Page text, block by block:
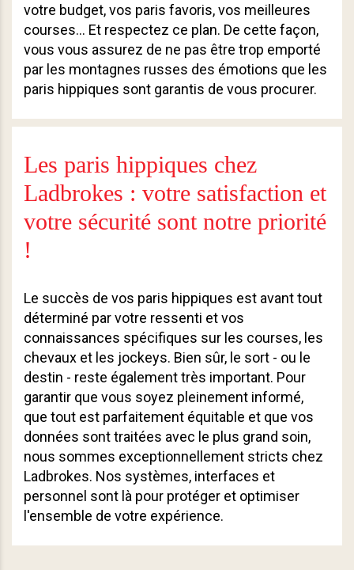
votre budget, vos paris favoris, vos meilleures
courses… Et respectez ce plan. De cette façon,
vous vous assurez de ne pas être trop emporté
par les montagnes russes des émotions que les
paris hippiques sont garantis de vous procurer.
Les paris hippiques chez
Ladbrokes : votre satisfaction et
votre sécurité sont notre priorité
!
Le succès de vos paris hippiques est avant tout
déterminé par votre ressenti et vos
connaissances spécifiques sur les courses, les
chevaux et les jockeys. Bien sûr, le sort - ou le
destin - reste également très important. Pour
garantir que vous soyez pleinement informé,
que tout est parfaitement équitable et que vos
données sont traitées avec le plus grand soin,
nous sommes exceptionnellement stricts chez
Ladbrokes. Nos systèmes, interfaces et
personnel sont là pour protéger et optimiser
l'ensemble de votre expérience.